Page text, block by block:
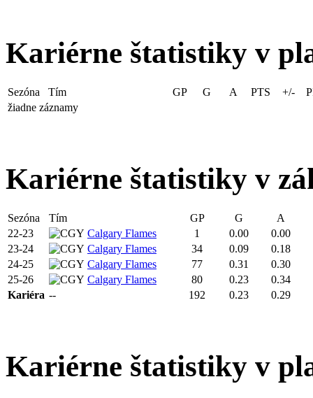
Kariérne štatistiky v
Sezóna Tím GP G A PTS +/-
žiadne záznamy
Kariérne štatistiky v
Sezóna Tím GP G
A
22-23
Calgary Flames 1 0.00
0.00
23-24
Calgary Flames 34 0.09
0.18
24-25
Calgary Flames 77 0.31
0.30
25-26
Calgary Flames 80 0.23
0.34
Kariéra -- 192 0.23 0.29
Kariérne štatistiky v